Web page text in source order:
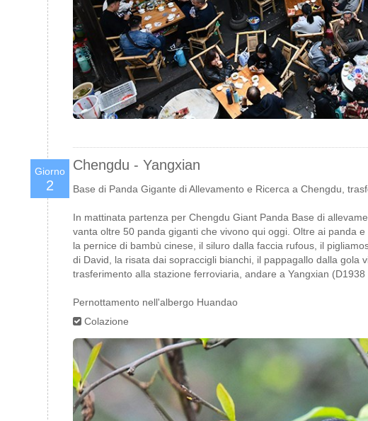
Giorno
2
Chengdu - Yangxian
Base di Panda Gigante di Allevamento e Ricerca a Chengdu,
In mattinata partenza per Chengdu Giant Panda Base di
vanta oltre 50 panda giganti che vivono qui oggi. Oltre ai panda
la pernice di bambù cinese, il siluro dalla faccia rufous, il
di David, la risata dai sopraccigli bianchi, il pappagallo dalla gola
trasferimento alla stazione ferroviaria, andare a Yangxian
Pernottamento nell'albergo Huandao
Colazione